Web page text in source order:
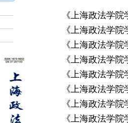
《上海政法学
《上海政法学
《上海政法学
《上海政法学
《上海政法学
《上海政法学
《上海政法学
《上海政法学